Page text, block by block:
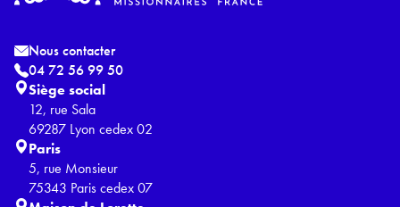
Nous contacter
04 72 56 99 50
Siège social
12, rue Sala
69287 Lyon cedex 02
Paris
5, rue Monsieur
75343 Paris cedex 07